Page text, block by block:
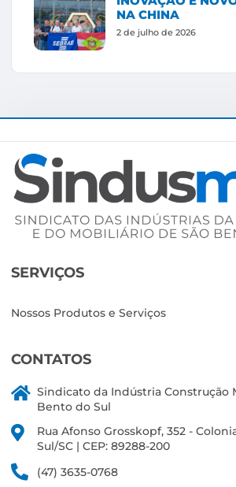
NA CHINA
2 de julho de 2026
SERVIÇOS
Nossos Produtos e Serviços
CONTATOS
Sindicato da Indústria Construção
Bento do Sul
Rua Afonso Grosskopf, 352 -
Sul/SC | CEP: 89288-200
(47) 3635-0768